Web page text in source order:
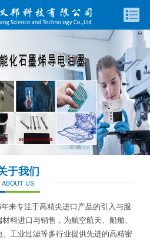
于我们
ABOUT US
来专注于高精尖进口产品的引入与服
料进口与销售，为航空航天、船舶、
工业过滤等多行业提供先进的高精密